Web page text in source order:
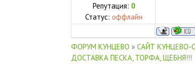
Репутация: 0
Статус:оффлайн
ФОРУМ КУНЦЕВО » САЙТ КУНЦЕВО-
ДОСТАВКА ПЕСКА, ТОРФА, ЩЕБНЯ!!!